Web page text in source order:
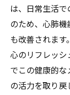
は、日常生活
のため、心肺
も改善されます
心のリフレッシ
でこの健康的
の活力を取り